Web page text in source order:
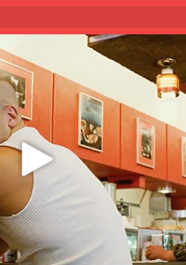
验
客瞬间被浇透
人落网
克中国公开赛
集团原党组副书记、董事宋致远被查
1300元
戏不是北上是回归
穿浙江
被收150元
甩不了锅